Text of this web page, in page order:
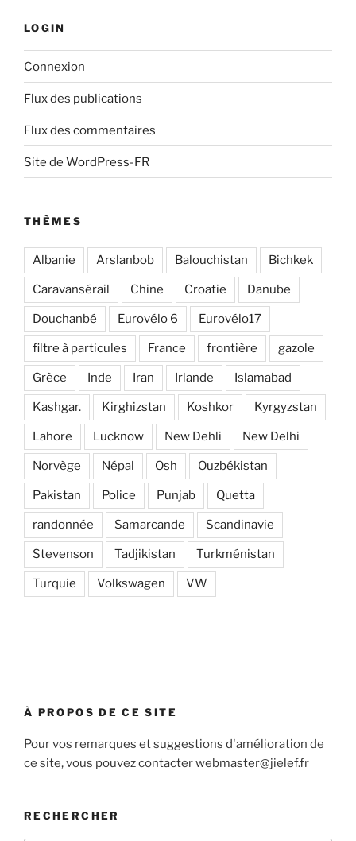
LOGIN
Connexion
Flux des publications
Flux des commentaires
Site de WordPress-FR
THÈMES
Albanie Arslanbob Balouchistan Bichkek
Caravansérail Chine Croatie Danube
Douchanbé Eurovélo 6 Eurovélo17
filtre à particules France frontière gazole
Grèce Inde Iran Irlande Islamabad
Kashgar. Kirghizstan Koshkor Kyrgyzstan
Lahore Lucknow New Dehli New Delhi
Norvège Népal Osh Ouzbékistan
Pakistan Police Punjab Quetta
randonnée Samarcande Scandinavie
Stevenson Tadjikistan Turkménistan
Turquie Volkswagen VW
À PROPOS DE CE SITE
Pour vos remarques et suggestions d'amélioration de
ce site, vous pouvez contacter webmaster@jielef.fr
RECHERCHER